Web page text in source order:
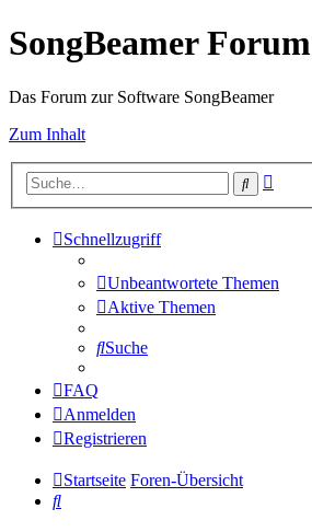
SongBeamer Forum
Das Forum zur Software SongBeamer
Zum Inhalt
Suche
Schnellzugriff
Unbeantwortete Themen
Aktive Themen
Suche
FAQ
Anmelden
Registrieren
Startseite Foren-Übersicht
Suche